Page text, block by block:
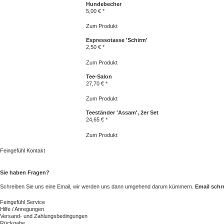
Hundebecher
5,00 € *
Zum Produkt
Espressotasse 'Schirm'
2,50 € *
Zum Produkt
Tee-Salon
27,70 € *
Zum Produkt
Teeständer 'Assam', 2er Set
24,65 € *
Zum Produkt
Feingefühl Kontakt
Sie haben Fragen?
Schreiben Sie uns eine Email, wir werden uns dann umgehend darum kümmern. Email
Feingefühl Service
Hilfe / Anregungen
Versand- und Zahlungsbedingungen
Rückgabe